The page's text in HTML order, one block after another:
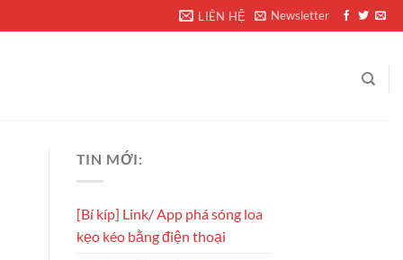
LIÊN HỆ Newsletter
TIN MỚI:
[Bí kíp] Link/ App phá sóng loa
kẹo kéo bằng điện thoại